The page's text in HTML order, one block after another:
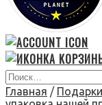
Главная /